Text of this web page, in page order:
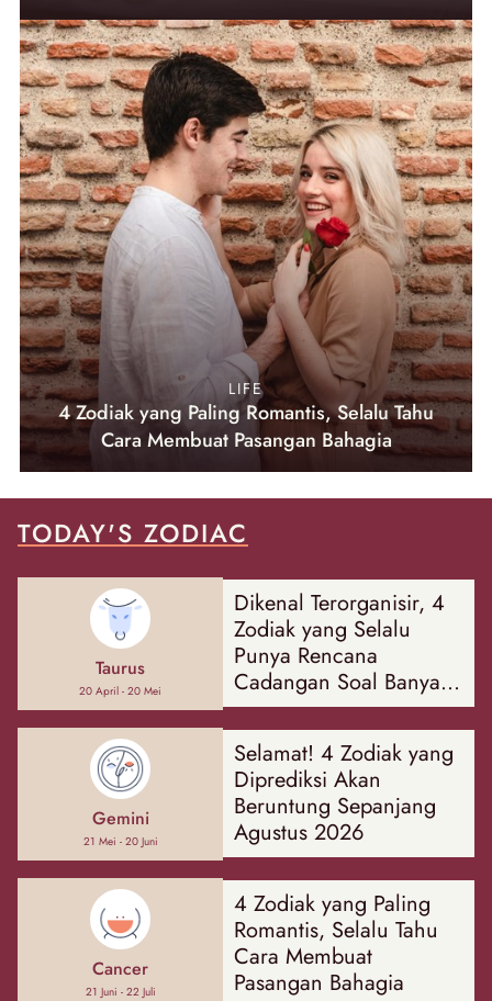
LIFE
4 Zodiak yang Paling Romantis, Selalu Tahu
Cara Membuat Pasangan Bahagia
TODAY'S ZODIAC
Taurus
20 April - 20 Mei
Dikenal Terorganisir, 4
Zodiak yang Selalu
Punya Rencana
Cadangan Soal Banyak
Hal
Gemini
21 Mei - 20 Juni
Selamat! 4 Zodiak yang
Diprediksi Akan
Beruntung Sepanjang
Agustus 2026
Cancer
21 Juni - 22 Juli
4 Zodiak yang Paling
Romantis, Selalu Tahu
Cara Membuat
Pasangan Bahagia